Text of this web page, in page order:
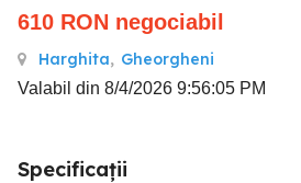
610 RON negociabil
Harghita, Gheorgheni
Valabil din 8/4/2026 9:56:05 PM
Specificații